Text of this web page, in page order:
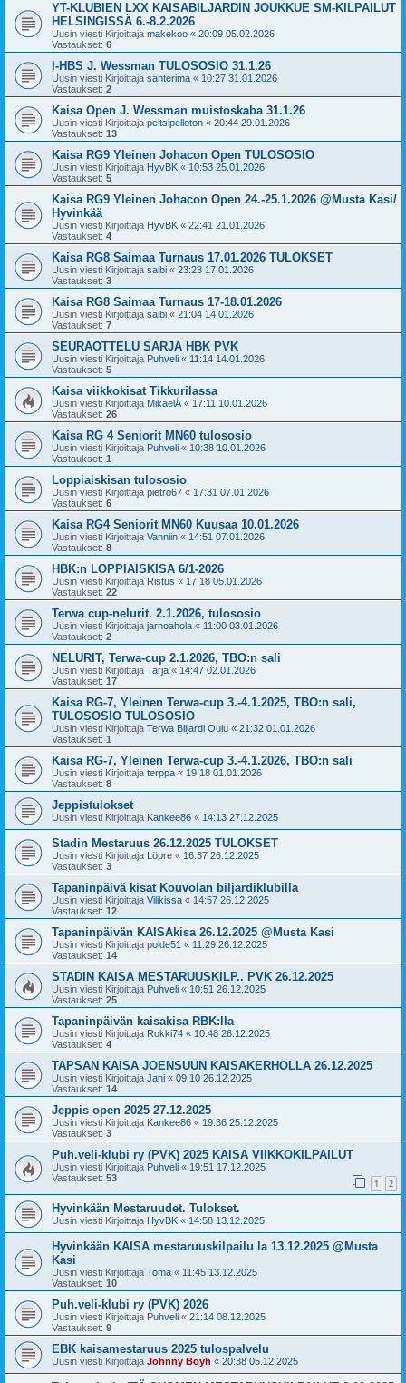
YT-KLUBIEN LXX KAISABILJARDIN JOUKKUE SM-KILPAILUT
HELSINGISSÄ 6.-8.2.2026
Uusin viesti Kirjoittaja makekoo « 20:09 05.02.2026
Vastaukset: 6
I-HBS J. Wessman TULOSOSIO 31.1.26
Uusin viesti Kirjoittaja santerima « 10:27 31.01.2026
Vastaukset: 2
Kaisa Open J. Wessman muistoskaba 31.1.26
Uusin viesti Kirjoittaja peltsipelloton « 20:44 29.01.2026
Vastaukset: 13
Kaisa RG9 Yleinen Johacon Open TULOSOSIO
Uusin viesti Kirjoittaja HyvBK « 10:53 25.01.2026
Vastaukset: 5
Kaisa RG9 Yleinen Johacon Open 24.-25.1.2026 @Musta Kasi/
Hyvinkää
Uusin viesti Kirjoittaja HyvBK « 22:41 21.01.2026
Vastaukset: 4
Kaisa RG8 Saimaa Turnaus 17.01.2026 TULOKSET
Uusin viesti Kirjoittaja saibi « 23:23 17.01.2026
Vastaukset: 3
Kaisa RG8 Saimaa Turnaus 17-18.01.2026
Uusin viesti Kirjoittaja saibi « 21:04 14.01.2026
Vastaukset: 7
SEURAOTTELU SARJA HBK PVK
Uusin viesti Kirjoittaja Puhveli « 11:14 14.01.2026
Vastaukset: 5
Kaisa viikkokisat Tikkurilassa
Uusin viesti Kirjoittaja MikaelÅ « 17:11 10.01.2026
Vastaukset: 26
Kaisa RG 4 Seniorit MN60 tulososio
Uusin viesti Kirjoittaja Puhveli « 10:38 10.01.2026
Vastaukset: 1
Loppiaiskisan tulososio
Uusin viesti Kirjoittaja pietro67 « 17:31 07.01.2026
Vastaukset: 6
Kaisa RG4 Seniorit MN60 Kuusaa 10.01.2026
Uusin viesti Kirjoittaja Vanniin « 14:51 07.01.2026
Vastaukset: 8
HBK:n LOPPIAISKISA 6/1-2026
Uusin viesti Kirjoittaja Ristus « 17:18 05.01.2026
Vastaukset: 22
Terwa cup-nelurit. 2.1.2026, tulososio
Uusin viesti Kirjoittaja jarnoahola « 11:00 03.01.2026
Vastaukset: 2
NELURIT, Terwa-cup 2.1.2026, TBO:n sali
Uusin viesti Kirjoittaja Tarja « 14:47 02.01.2026
Vastaukset: 17
Kaisa RG-7, Yleinen Terwa-cup 3.-4.1.2025, TBO:n sali,
TULOSOSIO TULOSOSIO
Uusin viesti Kirjoittaja Terwa Biljardi Oulu « 21:32 01.01.2026
Vastaukset: 1
Kaisa RG-7, Yleinen Terwa-cup 3.-4.1.2026, TBO:n sali
Uusin viesti Kirjoittaja terppa « 19:18 01.01.2026
Vastaukset: 8
Jeppistulokset
Uusin viesti Kirjoittaja Kankee86 « 14:13 27.12.2025
Stadin Mestaruus 26.12.2025 TULOKSET
Uusin viesti Kirjoittaja Löpre « 16:37 26.12.2025
Vastaukset: 3
Tapaninpäivä kisat Kouvolan biljardiklubilla
Uusin viesti Kirjoittaja Vilikissa « 14:57 26.12.2025
Vastaukset: 12
Tapaninpäivän KAISAkisa 26.12.2025 @Musta Kasi
Uusin viesti Kirjoittaja polde51 « 11:29 26.12.2025
Vastaukset: 14
STADIN KAISA MESTARUUSKILP.. PVK 26.12.2025
Uusin viesti Kirjoittaja Puhveli « 10:51 26.12.2025
Vastaukset: 25
Tapaninpäivän kaisakisa RBK:lla
Uusin viesti Kirjoittaja Rokki74 « 10:48 26.12.2025
Vastaukset: 4
TAPSAN KAISA JOENSUUN KAISAKERHOLLA 26.12.2025
Uusin viesti Kirjoittaja Jani « 09:10 26.12.2025
Vastaukset: 14
Jeppis open 2025 27.12.2025
Uusin viesti Kirjoittaja Kankee86 « 19:36 25.12.2025
Vastaukset: 3
Puh.veli-klubi ry (PVK) 2025 KAISA VIIKKOKILPAILUT
Uusin viesti Kirjoittaja Puhveli « 19:51 17.12.2025
Vastaukset: 53 1 2
Hyvinkään Mestaruudet. Tulokset.
Uusin viesti Kirjoittaja HyvBK « 14:58 13.12.2025
Hyvinkään KAISA mestaruuskilpailu la 13.12.2025 @Musta
Kasi
Uusin viesti Kirjoittaja Toma « 11:45 13.12.2025
Vastaukset: 10
Puh.veli-klubi ry (PVK) 2026
Uusin viesti Kirjoittaja Puhveli « 21:14 08.12.2025
Vastaukset: 9
EBK kaisamestaruus 2025 tulospalvelu
Uusin viesti Kirjoittaja Johnny Boyh « 20:38 05.12.2025